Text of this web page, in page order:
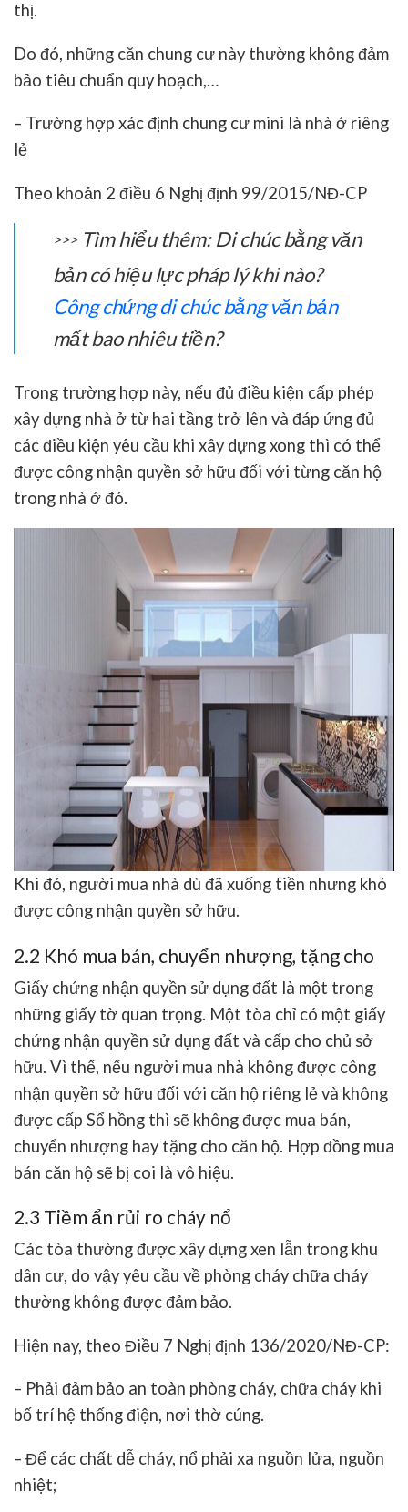
thị.
Do đó, những căn chung cư này thường không đảm
bảo tiêu chuẩn quy hoạch,…
– Trường hợp xác định chung cư mini là nhà ở riêng
lẻ
Theo khoản 2 điều 6 Nghị định 99/2015/NĐ-CP
>>> Tìm hiểu thêm: Di chúc bằng văn
bản có hiệu lực pháp lý khi nào?
Công chứng di chúc bằng văn bản
mất bao nhiêu tiền?
Trong trường hợp này, nếu đủ điều kiện cấp phép
xây dựng nhà ở từ hai tầng trở lên và đáp ứng đủ
các điều kiện yêu cầu khi xây dựng xong thì có thể
được công nhận quyền sở hữu đối với từng căn hộ
trong nhà ở đó.
Khi đó, người mua nhà dù đã xuống tiền nhưng khó
được công nhận quyền sở hữu.
2.2 Khó mua bán, chuyển nhượng, tặng cho
Giấy chứng nhận quyền sử dụng đất là một trong
những giấy tờ quan trọng. Một tòa chỉ có một giấy
chứng nhận quyền sử dụng đất và cấp cho chủ sở
hữu. Vì thế, nếu người mua nhà không được công
nhận quyền sở hữu đối với căn hộ riêng lẻ và không
được cấp Sổ hồng thì sẽ không được mua bán,
chuyển nhượng hay tặng cho căn hộ. Hợp đồng mua
bán căn hộ sẽ bị coi là vô hiệu.
2.3 Tiềm ẩn rủi ro cháy nổ
Các tòa thường được xây dựng xen lẫn trong khu
dân cư, do vậy yêu cầu về phòng cháy chữa cháy
thường không được đảm bảo.
Hiện nay, theo Điều 7 Nghị định 136/2020/NĐ-CP:
– Phải đảm bảo an toàn phòng cháy, chữa cháy khi
bố trí hệ thống điện, nơi thờ cúng.
– Để các chất dễ cháy, nổ phải xa nguồn lửa, nguồn
nhiệt;